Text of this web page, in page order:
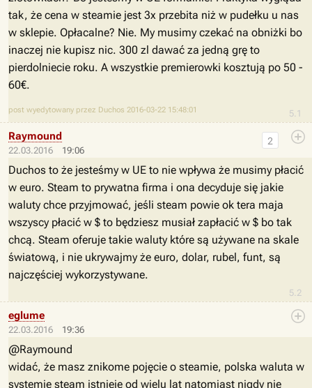
5.1
tak, że cena w steamie jest 3x przebita niż w pudełku u nas
w sklepie. Opłacalne? Nie. My musimy czekać na obniżki bo
inaczej nie kupisz nic. 300 zl dawać za jedną grę to
pierdolniecie roku. A wszystkie premierowki kosztują po 50 -
60€.
post wyedytowany przez Duchos 2016-03-22 15:48:01
22.03.2016 19:06
5.2
2
Raymound
Duchos to że jesteśmy w UE to nie wpływa że musimy płacić
w euro. Steam to prywatna firma i ona decyduje się jakie
waluty chce przyjmować, jeśli steam powie ok tera maja
wszyscy płacić w $ to będziesz musiał zapłacić w $ bo tak
chcą. Steam oferuje takie waluty które są używane na skale
światową, i nie ukrywajmy że euro, dolar, rubel, funt, są
najczęściej wykorzystywane.
22.03.2016 19:36
eglume
@Raymound
widać, że masz znikome pojęcie o steamie, polska waluta w
systemie steam istnieje od wielu lat natomiast nigdy nie